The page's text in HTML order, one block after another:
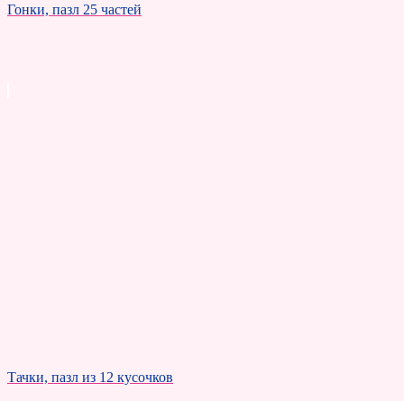
Гонки, пазл 25 частей
Тачки, пазл из 12 кусочков